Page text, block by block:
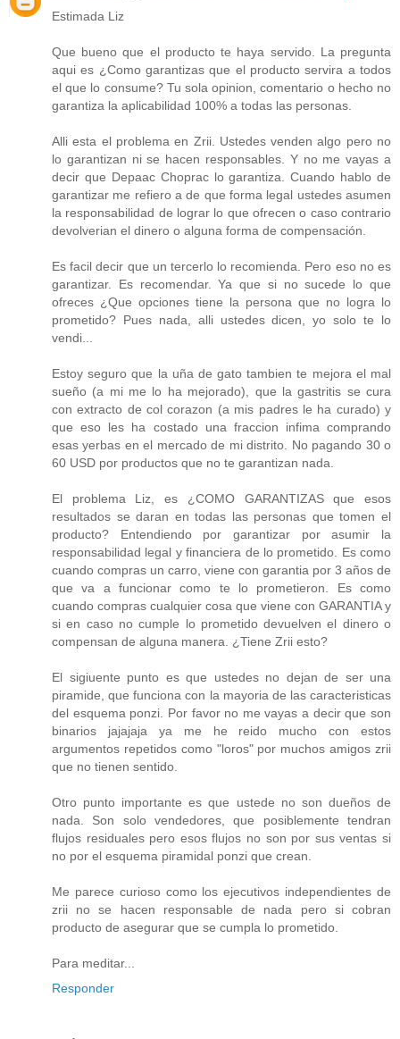
Estimada Liz
Que bueno que el producto te haya servido. La pregunta
aqui es ¿Como garantizas que el producto servira a todos
el que lo consume? Tu sola opinion, comentario o hecho no
garantiza la aplicabilidad 100% a todas las personas.
Alli esta el problema en Zrii. Ustedes venden algo pero no
lo garantizan ni se hacen responsables. Y no me vayas a
decir que Depaac Choprac lo garantiza. Cuando hablo de
garantizar me refiero a de que forma legal ustedes asumen
la responsabilidad de lograr lo que ofrecen o caso contrario
devolverian el dinero o alguna forma de compensación.
Es facil decir que un tercerlo lo recomienda. Pero eso no es
garantizar. Es recomendar. Ya que si no sucede lo que
ofreces ¿Que opciones tiene la persona que no logra lo
prometido? Pues nada, alli ustedes dicen, yo solo te lo
vendi...
Estoy seguro que la uña de gato tambien te mejora el mal
sueño (a mi me lo ha mejorado), que la gastritis se cura
con extracto de col corazon (a mis padres le ha curado) y
que eso les ha costado una fraccion infima comprando
esas yerbas en el mercado de mi distrito. No pagando 30 o
60 USD por productos que no te garantizan nada.
El problema Liz, es ¿COMO GARANTIZAS que esos
resultados se daran en todas las personas que tomen el
producto? Entendiendo por garantizar por asumir la
responsabilidad legal y financiera de lo prometido. Es como
cuando compras un carro, viene con garantia por 3 años de
que va a funcionar como te lo prometieron. Es como
cuando compras cualquier cosa que viene con GARANTIA y
si en caso no cumple lo prometido devuelven el dinero o
compensan de alguna manera. ¿Tiene Zrii esto?
El sigiuente punto es que ustedes no dejan de ser una
piramide, que funciona con la mayoria de las caracteristicas
del esquema ponzi. Por favor no me vayas a decir que son
binarios jajajaja ya me he reido mucho con estos
argumentos repetidos como "loros" por muchos amigos zrii
que no tienen sentido.
Otro punto importante es que ustede no son dueños de
nada. Son solo vendedores, que posiblemente tendran
flujos residuales pero esos flujos no son por sus ventas si
no por el esquema piramidal ponzi que crean.
Me parece curioso como los ejecutivos independientes de
zrii no se hacen responsable de nada pero si cobran
producto de asegurar que se cumpla lo prometido.
Para meditar...
Responder